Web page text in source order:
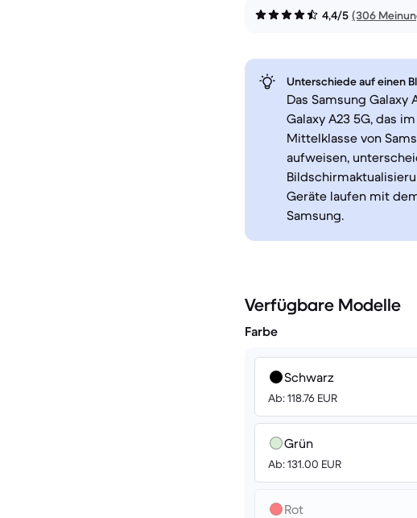
4,4/5 (306
Unterschiede auf einen
Das Samsung Galaxy
Galaxy A23 5G, das
Mittelklasse von
aufweisen,
Geräte laufen mit
Samsung.
Verfügbare Modelle
Farbe
Schwarz
Ab: 118.76 EUR
Grün
Ab: 131.00 EUR
Rot